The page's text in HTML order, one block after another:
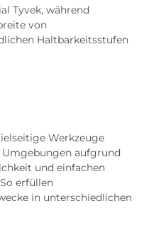
Tyvek, während
von
Haltbarkeitsstufen
Werkzeuge
Umgebungen aufgrund
und einfachen
erfüllen
in unterschiedlichen